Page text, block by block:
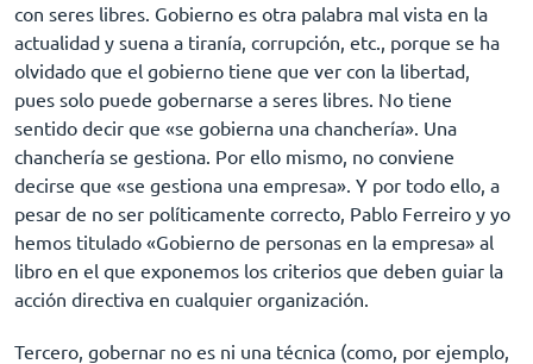
con seres libres. Gobierno es otra palabra mal vista en la
actualidad y suena a tiranía, corrupción, etc., porque se ha
olvidado que el gobierno tiene que ver con la libertad,
pues solo puede gobernarse a seres libres. No tiene
sentido decir que «se gobierna una chanchería». Una
chanchería se gestiona. Por ello mismo, no conviene
decirse que «se gestiona una empresa». Y por todo ello, a
pesar de no ser políticamente correcto, Pablo Ferreiro y yo
hemos titulado «Gobierno de personas en la empresa» al
libro en el que exponemos los criterios que deben guiar la
acción directiva en cualquier organización.
Tercero, gobernar no es ni una técnica (como, por ejemplo,